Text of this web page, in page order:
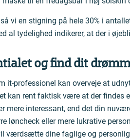
vi en stigning på hele 30% i
al tydelighed indikerer, at der i
og find dit
it-professionel kan overveje at
kan rent faktisk være at der findes
mere interessant, end det din
løncheck eller mere lukrative
værdsætte dine faglige og